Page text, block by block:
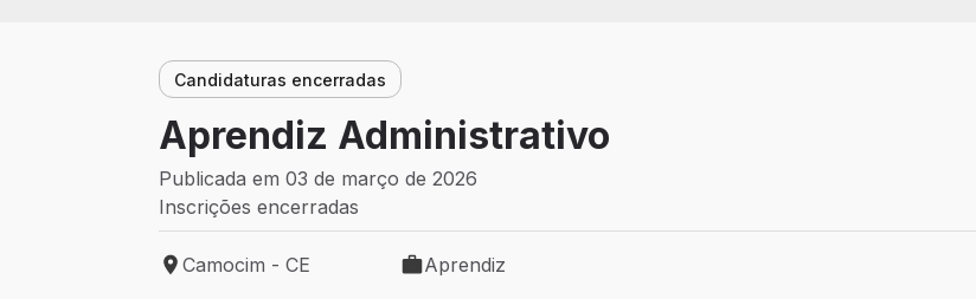
Candidaturas encerradas
Aprendiz Administrativo
Publicada em 03 de março de 2026
Inscrições encerradas
Local de trabalho: Camocim - CE
Camocim - CE
Tipo de vaga: Aprendiz
Aprendiz